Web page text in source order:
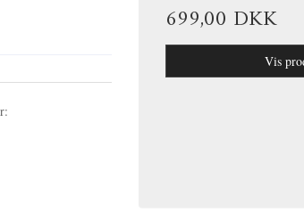
699,00 DKK
Vis